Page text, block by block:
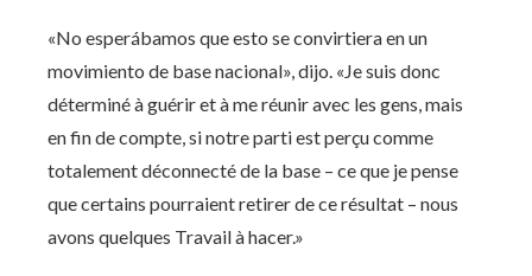
«No esperábamos que esto se convirtiera en un
movimiento de base nacional», dijo. «Je suis donc
déterminé à guérir et à me réunir avec les gens, mais
en fin de compte, si notre parti est perçu comme
totalement déconnecté de la base – ce que je pense
que certains pourraient retirer de ce résultat – nous
avons quelques Travail à hacer.»